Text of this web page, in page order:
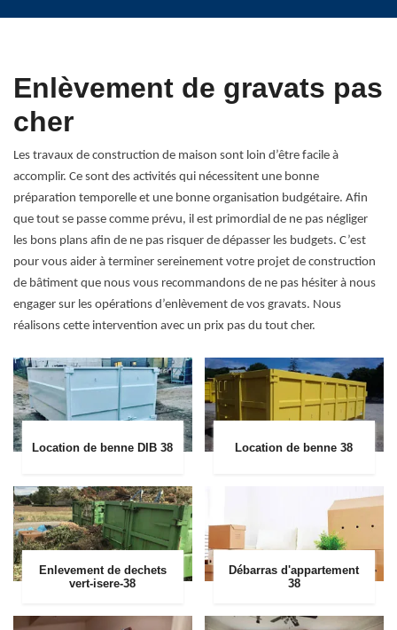
Enlèvement de gravats pas
cher
Les travaux de construction de maison sont loin d’être facile à
accomplir. Ce sont des activités qui nécessitent une bonne
préparation temporelle et une bonne organisation budgétaire. Afin
que tout se passe comme prévu, il est primordial de ne pas négliger
les bons plans afin de ne pas risquer de dépasser les budgets. C’est
pour vous aider à terminer sereinement votre projet de construction
de bâtiment que nous vous recommandons de ne pas hésiter à nous
engager sur les opérations d’enlèvement de vos gravats. Nous
réalisons cette intervention avec un prix pas du tout cher.
Location de benne DIB 38 Location de benne 38
Enlevement de dechets
vert-isere-38
Débarras d'appartement
38